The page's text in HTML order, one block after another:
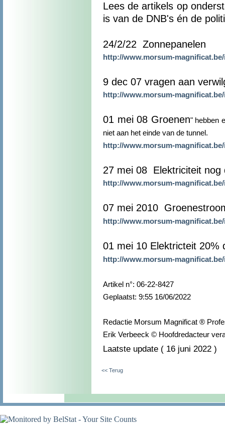
Lees de artikels op
is van de DNB's én de
24/2/22 Zonnepanelen
http://www.morsum-
9 dec 07 vragen aan
http://www.morsum-
01 mei 08 Groenen" hebben
niet aan het einde van de tunnel.
http://www.morsum-
27 mei 08 Elektriciteit
http://www.morsum-
07 mei 2010
http://www.morsum-
01 mei 10 Elektricteit 20%
http://www.morsum-
Artikel n°: 06-22-8427
Geplaatst: 9:55 16/06/2022
Redactie Morsum Magnificat ®
Erik Verbeeck © Hoofdredacteur
Laatste update ( 16 juni 2022 )
<< Terug